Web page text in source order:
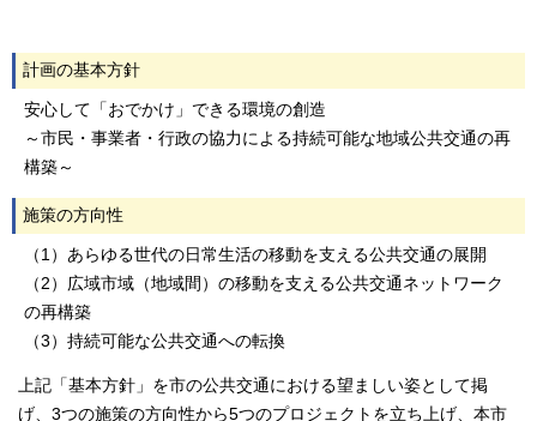
計画の基本方針
安心して「おでかけ」できる環境の創造
～市民・事業者・行政の協力による持続可能な地域公共交通の再
構築～
施策の方向性
（1）あらゆる世代の日常生活の移動を支える公共交通の展開
（2）広域市域（地域間）の移動を支える公共交通ネットワーク
の再構築
（3）持続可能な公共交通への転換
上記「基本方針」を市の公共交通における望ましい姿として掲
げ、3つの施策の方向性から5つのプロジェクトを立ち上げ、本市